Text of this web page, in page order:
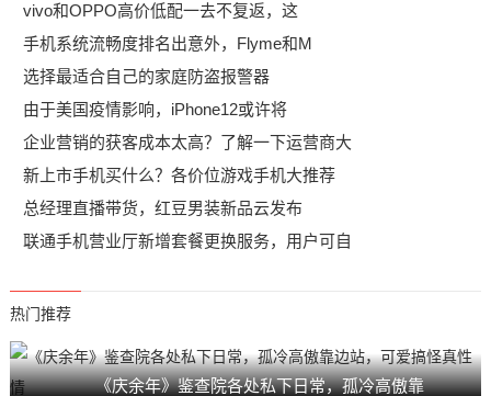
vivo和OPPO高价低配一去不复返，这
手机系统流畅度排名出意外，Flyme和M
选择最适合自己的家庭防盗报警器
由于美国疫情影响，iPhone12或许将
企业营销的获客成本太高？了解一下运营商大
新上市手机买什么？各价位游戏手机大推荐
总经理直播带货，红豆男装新品云发布
联通手机营业厅新增套餐更换服务，用户可自
热门推荐
《庆余年》鉴查院各处私下日常，孤冷高傲靠